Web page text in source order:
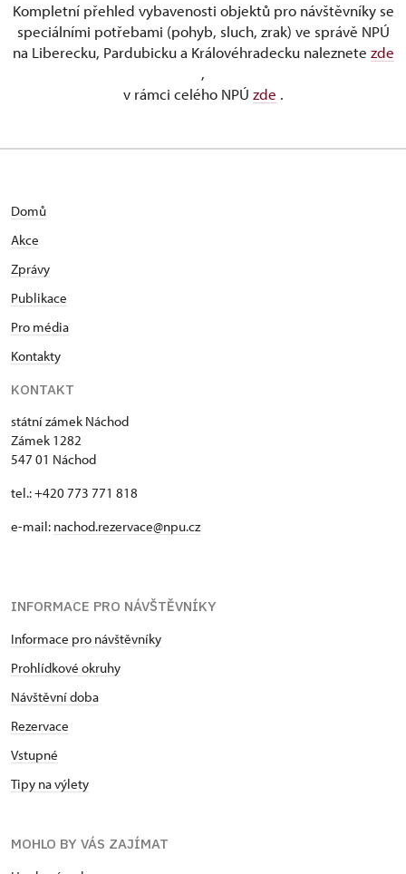
Kompletní přehled vybavenosti objektů pro návštěvníky se
speciálními potřebami (pohyb, sluch, zrak) ve správě NPÚ
na Liberecku, Pardubicku a Královéhradecku naleznete zde
,
v rámci celého NPÚ zde .
Domů
Akce
Zprávy
Publikace
Pro média
Kontakty
KONTAKT
státní zámek Náchod
Zámek 1282
547 01 Náchod
tel.: +420 773 771 818
e-mail: nachod.rezervace@npu.cz
INFORMACE PRO NÁVŠTĚVNÍKY
Informace pro návštěvníky
Prohlídkové okruhy
Návštěvní doba
Rezervace
Vstupné
Tipy na výlety
MOHLO BY VÁS ZAJÍMAT